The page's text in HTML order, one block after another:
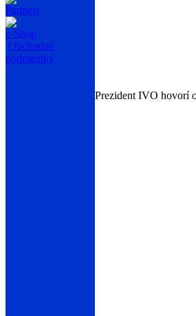
Partneri
e-Shop
Obchodné
podmienky
Prezident IVO hovorí